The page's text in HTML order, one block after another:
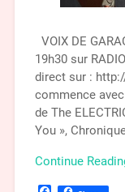
VOIX DE
19h30 sur
direct sur :
commence
de The
You »,
Continue